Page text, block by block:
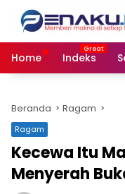
Langsung
konten
Home
Indeks
Beranda Ragam
Ragam
Kecewa Itu
Menyerah